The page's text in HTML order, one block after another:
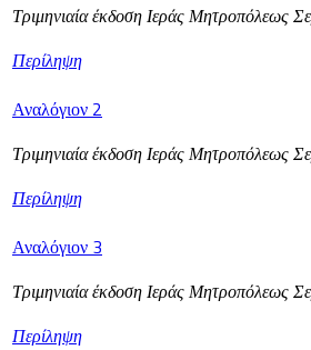
Τριμηνιαία έκδοση Ιεράς Μητροπόλεως
Περίληψη
Αναλόγιον 2
Τριμηνιαία έκδοση Ιεράς Μητροπόλεως
Περίληψη
Αναλόγιον 3
Τριμηνιαία έκδοση Ιεράς Μητροπόλεως
Περίληψη